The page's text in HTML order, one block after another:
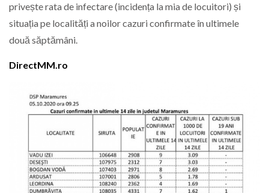
privește rata de infectare (incidența la mia de locuitori) și
situația pe localități a noilor cazuri confirmate în ultimele
două săptămâni.
DirectMM.ro